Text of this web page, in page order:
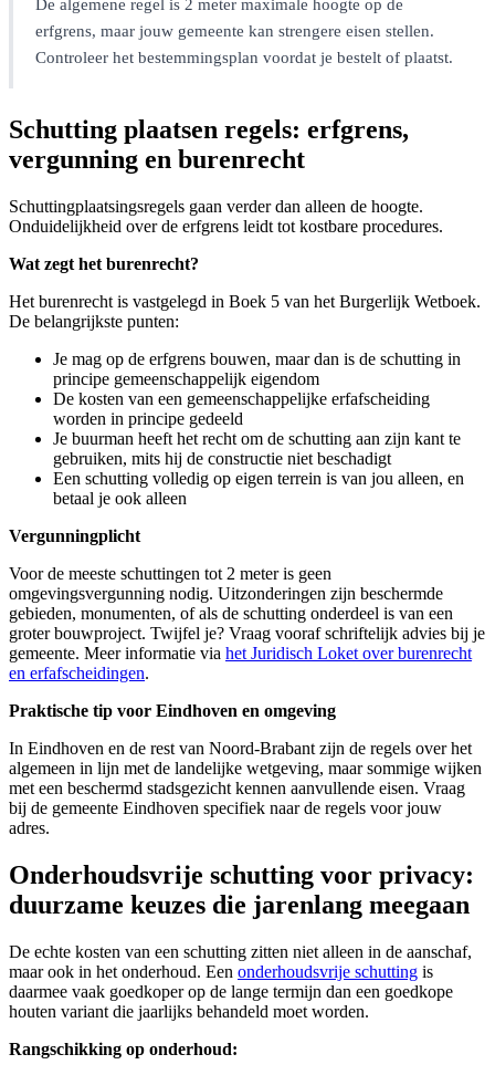
De algemene regel is 2 meter maximale hoogte op de
erfgrens, maar jouw gemeente kan strengere eisen stellen.
Controleer het bestemmingsplan voordat je bestelt of plaatst.
Schutting plaatsen regels: erfgrens,
vergunning en burenrecht
Schuttingplaatsingsregels gaan verder dan alleen de hoogte.
Onduidelijkheid over de erfgrens leidt tot kostbare procedures.
Wat zegt het burenrecht?
Het burenrecht is vastgelegd in Boek 5 van het Burgerlijk Wetboek.
De belangrijkste punten:
Je mag op de erfgrens bouwen, maar dan is de schutting in
principe gemeenschappelijk eigendom
De kosten van een gemeenschappelijke erfafscheiding
worden in principe gedeeld
Je buurman heeft het recht om de schutting aan zijn kant te
gebruiken, mits hij de constructie niet beschadigt
Een schutting volledig op eigen terrein is van jou alleen, en
betaal je ook alleen
Vergunningplicht
Voor de meeste schuttingen tot 2 meter is geen
omgevingsvergunning nodig. Uitzonderingen zijn beschermde
gebieden, monumenten, of als de schutting onderdeel is van een
groter bouwproject. Twijfel je? Vraag vooraf schriftelijk advies bij je
gemeente. Meer informatie via het Juridisch Loket over burenrecht
en erfafscheidingen.
Praktische tip voor Eindhoven en omgeving
In Eindhoven en de rest van Noord-Brabant zijn de regels over het
algemeen in lijn met de landelijke wetgeving, maar sommige wijken
met een beschermd stadsgezicht kennen aanvullende eisen. Vraag
bij de gemeente Eindhoven specifiek naar de regels voor jouw
adres.
Onderhoudsvrije schutting voor privacy:
duurzame keuzes die jarenlang meegaan
De echte kosten van een schutting zitten niet alleen in de aanschaf,
maar ook in het onderhoud. Een onderhoudsvrije schutting is
daarmee vaak goedkoper op de lange termijn dan een goedkope
houten variant die jaarlijks behandeld moet worden.
Rangschikking op onderhoud: